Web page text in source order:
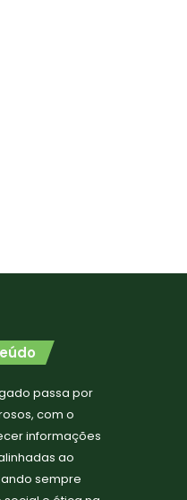
passa por
com o
informações
ao
sempre